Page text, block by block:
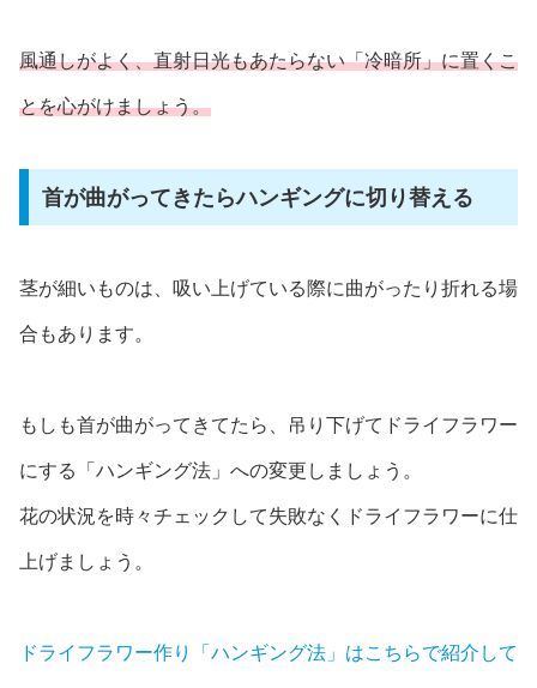
風通しがよく、直射日光もあたらない「冷暗所」に置くこ
とを心がけましょう。
首が曲がってきたらハンギングに切り替える
茎が細いものは、吸い上げている際に曲がったり折れる場
合もあります。
もしも首が曲がってきてたら、吊り下げてドライフラワー
にする「ハンギング法」への変更しましょう。
花の状況を時々チェックして失敗なくドライフラワーに仕
上げましょう。
ドライフラワー作り「ハンギング法」はこちらで紹介して